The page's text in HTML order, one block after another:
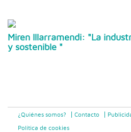
Miren Illarramendi: "La
y sostenible "
¿Quiénes somos? Contacto
Política de cookies